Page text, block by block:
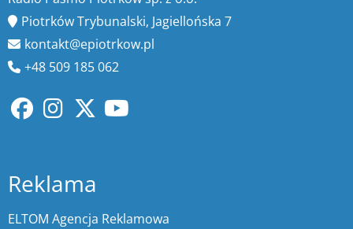
Piotrków Trybunalski, Jagiellońska 7
kontakt@epiotrkow.pl
+48 509 185 062
Reklama
ELTOM Agencja Reklamowa